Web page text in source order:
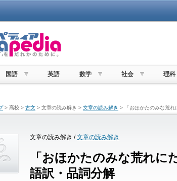
国語 英語 数学 社会 理科
> 高校 > 古文 > 文章の読み解き > 文章の読み解き > 「おほかたのみな荒れ
文章の読み解き /文章の読み解き
「おほかたのみな荒れに
語訳・品詞分解